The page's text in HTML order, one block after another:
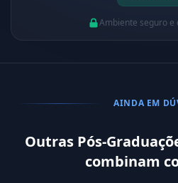
Ambiente seguro
AINDA EM
Outras Pós-
combinam